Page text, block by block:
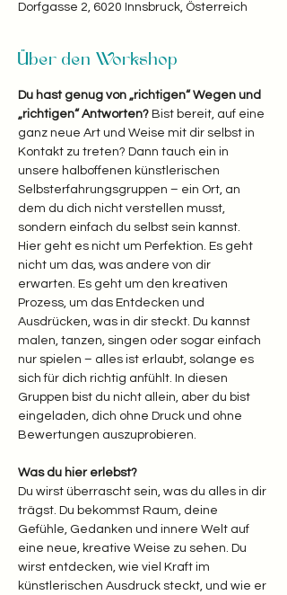
Dorfgasse 2, 6020 Innsbruck, Österreich
Über den Workshop
Du hast genug von „richtigen“ Wegen und
„richtigen“ Antworten? Bist bereit, auf eine
ganz neue Art und Weise mit dir selbst in
Kontakt zu treten? Dann tauch ein in
unsere halboffenen künstlerischen
Selbsterfahrungsgruppen – ein Ort, an
dem du dich nicht verstellen musst,
sondern einfach du selbst sein kannst.
Hier geht es nicht um Perfektion. Es geht
nicht um das, was andere von dir
erwarten. Es geht um den kreativen
Prozess, um das Entdecken und
Ausdrücken, was in dir steckt. Du kannst
malen, tanzen, singen oder sogar einfach
nur spielen – alles ist erlaubt, solange es
sich für dich richtig anfühlt. In diesen
Gruppen bist du nicht allein, aber du bist
eingeladen, dich ohne Druck und ohne
Bewertungen auszuprobieren.
Was du hier erlebst?
Du wirst überrascht sein, was du alles in dir
trägst. Du bekommst Raum, deine
Gefühle, Gedanken und innere Welt auf
eine neue, kreative Weise zu sehen. Du
wirst entdecken, wie viel Kraft im
künstlerischen Ausdruck steckt, und wie er